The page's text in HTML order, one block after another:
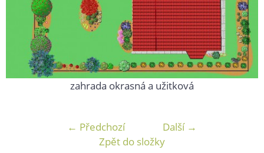
zahrada okrasná a užitková
← Předchozí
Další →
Zpět do složky